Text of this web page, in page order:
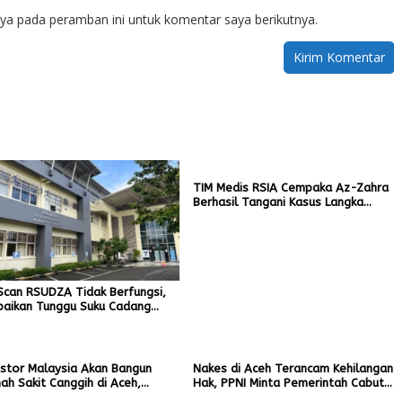
pada peramban ini untuk komentar saya berikutnya.
RSUDZA Tidak Berfungsi,
Tunggu Suku Cadang
TIM Medis RSIA Cempaka Az-Zahra
Berhasil Tangani Kasus Langka
Malaysia Akan Bangun
Sakit Canggih di Aceh,
Nakes di Aceh Terancam Kehilangan
Hak, PPNI Minta Pemerintah Cabut